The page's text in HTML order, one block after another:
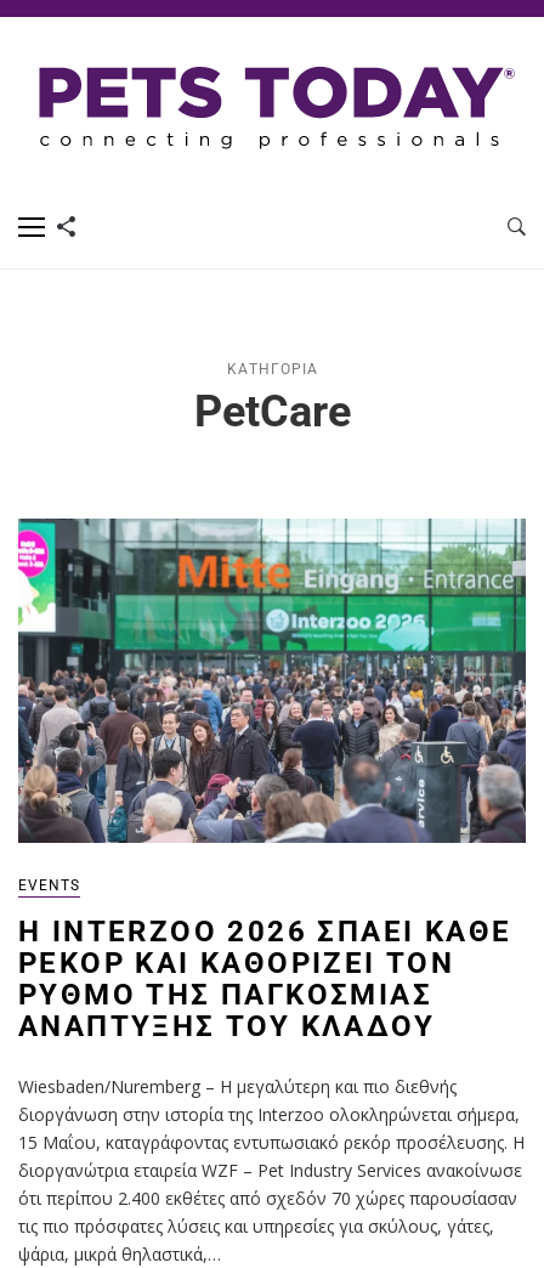
ΚΑΤΗΓΟΡΊΑ
PetCare
EVENTS
Η INTERZOO 2026 ΣΠΆΕΙ ΚΆΘΕ
ΡΕΚΌΡ ΚΑΙ ΚΑΘΟΡΊΖΕΙ ΤΟΝ
ΡΥΘΜΌ ΤΗΣ ΠΑΓΚΌΣΜΙΑΣ
ΑΝΆΠΤΥΞΗΣ ΤΟΥ ΚΛΆΔΟΥ
Wiesbaden/Nuremberg – Η μεγαλύτερη και πιο διεθνής
διοργάνωση στην ιστορία της Interzoo ολοκληρώνεται σήμερα,
15 Μαΐου, καταγράφοντας εντυπωσιακό ρεκόρ προσέλευσης. Η
διοργανώτρια εταιρεία WZF – Pet Industry Services ανακοίνωσε
ότι περίπου 2.400 εκθέτες από σχεδόν 70 χώρες παρουσίασαν
τις πιο πρόσφατες λύσεις και υπηρεσίες για σκύλους, γάτες,
ψάρια, μικρά θηλαστικά,…